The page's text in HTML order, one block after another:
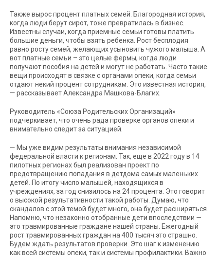
Также вырос процент платных семей. Благородная история,
когда люди берут сирот, тоже превратилась в бизнес.
Известны случаи, когда приемные семьи готовы платить
большие деньги, чтобы взять ребенка. Рост бесплодия
равно росту семей, желающих усыновить чужого малыша. А
вот платные семьи – это целые фермы, когда люди
получают пособия на детей и могут не работать. Часто такие
вещи происходят в связке с органами опеки, когда семьи
отдают некий процент сотрудникам. Это известная история,
— рассказывает Александра Машкова-Благих.
Руководитель «Союза Родительских Организаций»
подчеркивает, что очень рада проверке органов опеки и
внимательно следит за ситуацией.
— Мы уже видим результаты внимания независимой
федеральной власти к регионам. Так, еще в 2022 году в 14
пилотных регионах был реализован проект по
предотвращению попадания в детдома самых маленьких
детей. По итогу число малышей, находящихся в
учреждениях, за год снизилось на 24 процента. Это говорит
о высокой результативности такой работы. Думаю, что
скандалов с этой темой будет много, она будет расширяться.
Напомню, что незаконно отобранные дети впоследствии —
это травмированные граждане нашей страны. Ежегодный
рост травмированных граждан на 400 тысяч это страшно.
Будем ждать результатов проверки. Это шаг к изменению
как всей системы опеки, так и системы профилактики. Важно